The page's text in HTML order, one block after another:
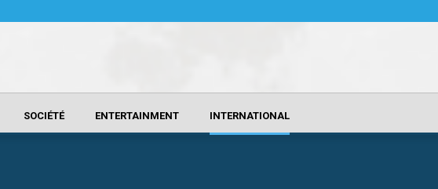
SOCIÉTÉ ENTERTAINMENT INTERNATIONAL